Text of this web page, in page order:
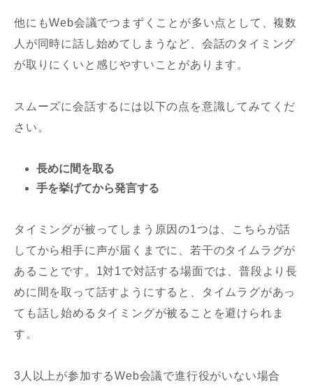
他にもWeb会議でつまずくことが多い点として、複数
人が同時に話し始めてしまうなど、会話のタイミング
が取りにくいと感じやすいことがあります。
スムーズに会話するには以下の点を意識してみてくだ
さい。
長めに間を取る
手を挙げてから発言する
タイミングが被ってしまう原因の1つは、こちらが話
してから相手に声が届くまでに、若干のタイムラグが
あることです。1対1で対話する場面では、普段より長
めに間を取って話すようにすると、タイムラグがあっ
ても話し始めるタイミングが被ることを避けられま
す。
3人以上が参加するWeb会議で進行役がいない場合